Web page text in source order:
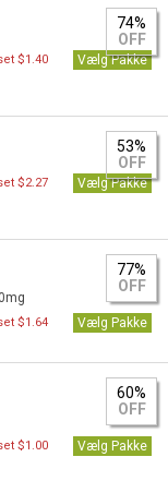
74%
OFF
$1.40 Vælg Pakke
53%
OFF
$2.27 Vælg Pakke
77%
OFF
$1.64 Vælg Pakke
60%
OFF
$1.00 Vælg Pakke